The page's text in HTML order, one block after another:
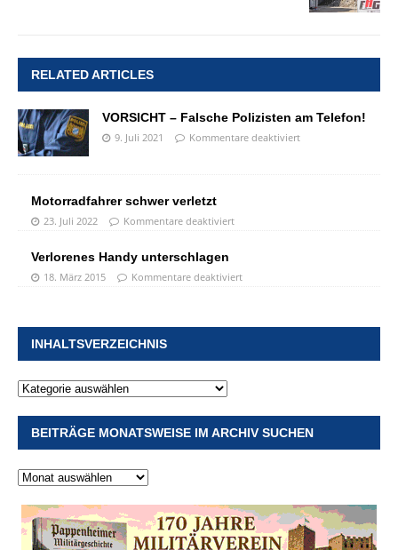
RELATED ARTICLES
VORSICHT – Falsche Polizisten am Telefon!
9. Juli 2021 Kommentare deaktiviert
Motorradfahrer schwer verletzt
23. Juli 2022 Kommentare deaktiviert
Verlorenes Handy unterschlagen
18. März 2015 Kommentare deaktiviert
INHALTSVERZEICHNIS
BEITRÄGE MONATSWEISE IM ARCHIV SUCHEN